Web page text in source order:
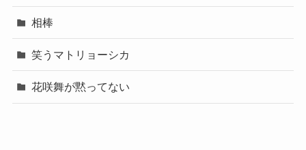
相棒
笑うマトリョーシカ
花咲舞が黙ってない